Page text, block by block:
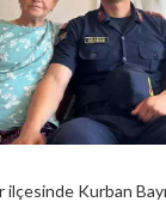
ilçesinde Kurban